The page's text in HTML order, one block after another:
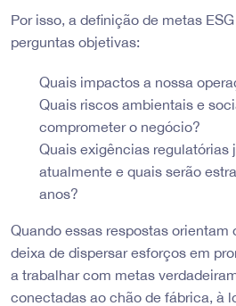
Por isso, a definição de metas
perguntas objetivas:
Quais impactos a nossa
Quais riscos ambientais e
comprometer o negócio?
Quais exigências regulatórias
atualmente e quais serão
anos?
Quando essas respostas orientam
deixa de dispersar esforços em
a trabalhar com metas
conectadas ao chão de fábrica, à